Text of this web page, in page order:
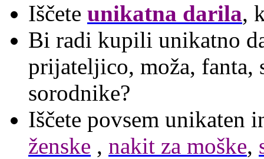
Iščete unikatna darila,
Bi radi kupili unikatno
prijateljico, moža, fanta,
sorodnike?
Iščete povsem unikaten
ženske , nakit za moške,